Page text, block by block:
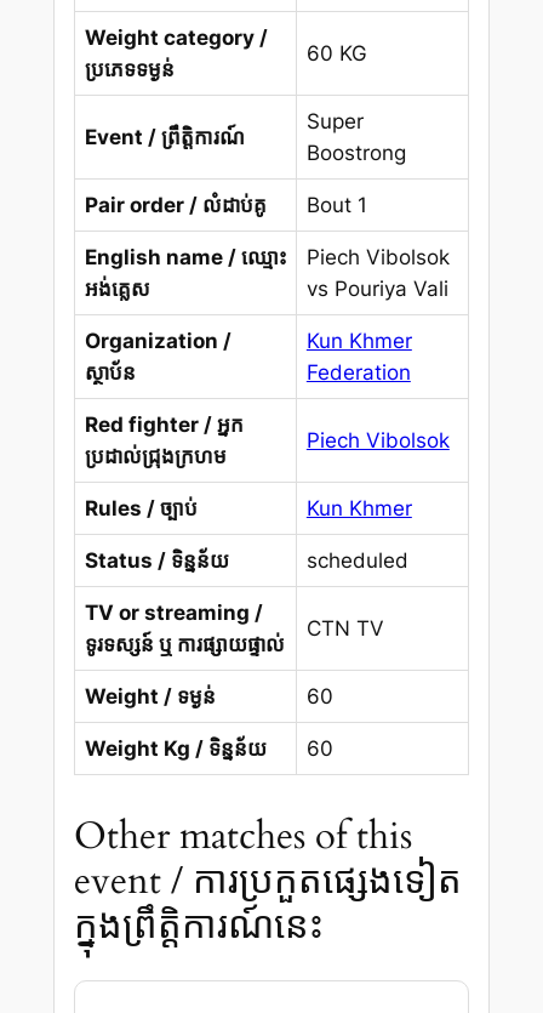
Weight category /
ប្រភេទទម្ងន់
60 KG
Event / ព្រឹត្តិការណ៍
Super
Boostrong
Pair order / លំដាប់គូ Bout 1
English name / ឈ្មោះ
អង់គ្លេស
Piech Vibolsok
vs Pouriya Vali
Organization /
ស្ថាប័ន
Kun Khmer
Federation
Red fighter / អ្នក
ប្រដាល់ជ្រុងក្រហម
Piech Vibolsok
Rules / ច្បាប់ Kun Khmer
Status / ទិន្នន័យ scheduled
TV or streaming /
ទូរទស្សន៍ ឬ ការផ្សាយផ្ទាល់
CTN TV
Weight / ទម្ងន់ 60
Weight Kg / ទិន្នន័យ 60
Other matches of this
event / ការប្រកួតផ្សេងទៀត
ក្នុងព្រឹត្តិការណ៍នេះ